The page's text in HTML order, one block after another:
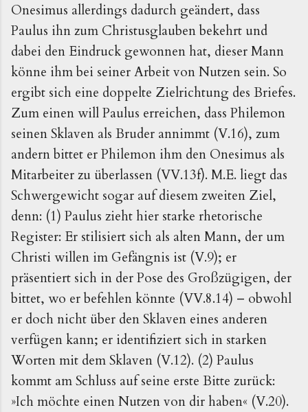
Onesimus allerdings dadurch geändert, dass
Paulus ihn zum Christusglauben bekehrt und
dabei den Eindruck gewonnen hat, dieser Mann
könne ihm bei seiner Arbeit von Nutzen sein. So
ergibt sich eine doppelte Zielrichtung des Briefes.
Zum einen will Paulus erreichen, dass Philemon
seinen Sklaven als Bruder annimmt (V.16), zum
andern bittet er Philemon ihm den Onesimus als
Mitarbeiter zu überlassen (VV.13f). M.E. liegt das
Schwergewicht sogar auf diesem zweiten Ziel,
denn: (1) Paulus zieht hier starke rhetorische
Register: Er stilisiert sich als alten Mann, der um
Christi willen im Gefängnis ist (V.9); er
präsentiert sich in der Pose des Großzügigen, der
bittet, wo er befehlen könnte (VV.8.14) – obwohl
er doch nicht über den Sklaven eines anderen
verfügen kann; er identifiziert sich in starken
Worten mit dem Sklaven (V.12). (2) Paulus
kommt am Schluss auf seine erste Bitte zurück:
»Ich möchte einen Nutzen von dir haben« (V.20).